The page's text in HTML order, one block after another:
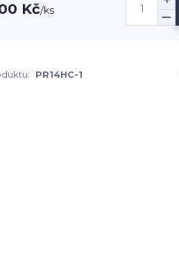
Kč/ks
PR14HC-1